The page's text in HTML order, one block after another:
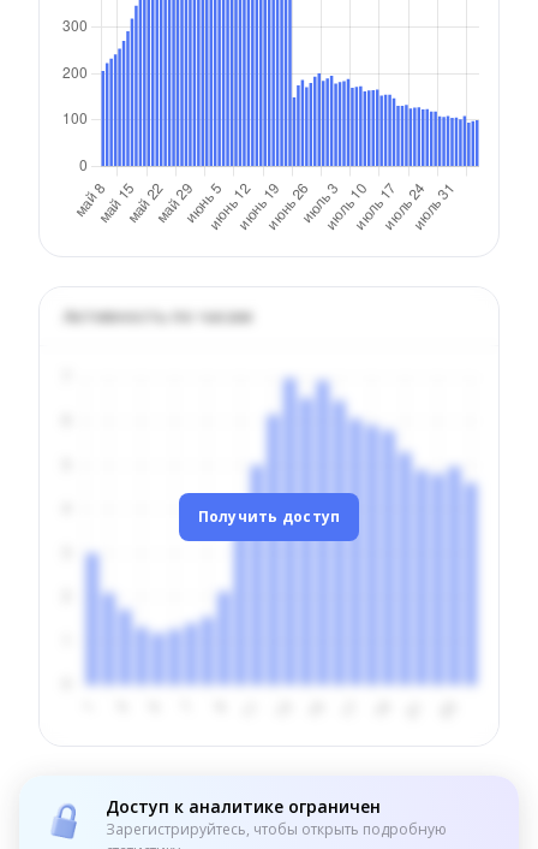
Активность по часам
Получить доступ
Доступ к аналитике ограничен
Зарегистрируйтесь, чтобы открыть подробную